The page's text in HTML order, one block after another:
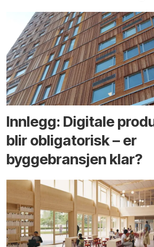
Innlegg: Digitale
blir obligatorisk – er
byggebransjen klar?